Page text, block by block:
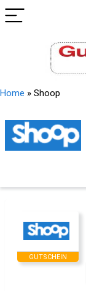
Home » Shoop
GUTSCHEIN